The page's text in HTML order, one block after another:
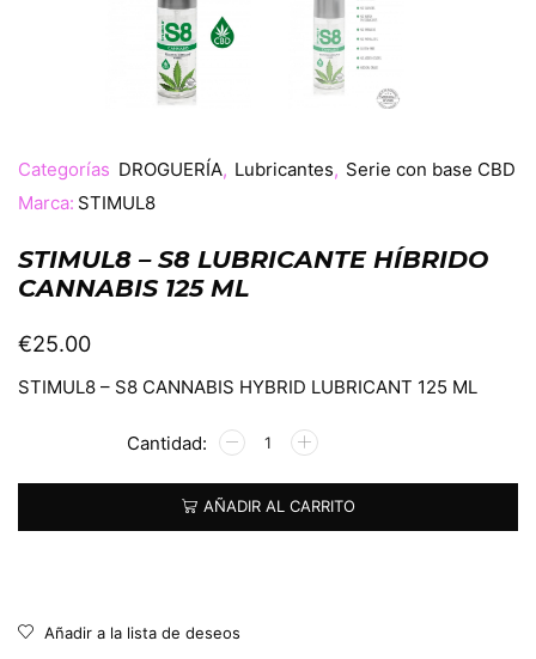
Categorías DROGUERÍA, Lubricantes, Serie con base CBD
Marca: STIMUL8
STIMUL8 – S8 LUBRICANTE HÍBRIDO
CANNABIS 125 ML
€25.00
STIMUL8 – S8 CANNABIS HYBRID LUBRICANT 125 ML
AÑADIR AL CARRITO
Alternative:
Añadir a la lista de deseos